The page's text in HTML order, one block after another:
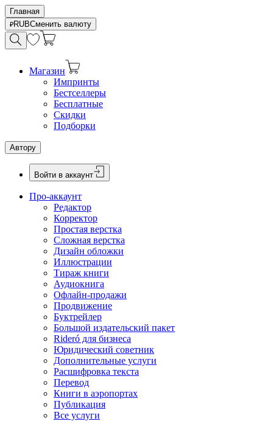
Главная
RUBСменить валюту
Магазин
Импринты
Бестселлеры
Бесплатные
Скидки
Подборки
Автору
Войти в аккаунт
Про-аккаунт
Редактор
Корректор
Простая верстка
Сложная верстка
Дизайн обложки
Иллюстрации
Тираж книги
Аудиокнига
Офлайн-продажи
Продвижение
Буктрейлер
Большой издательский пакет
Rideró для бизнеса
Юридический советник
Дополнительные услуги
Расшифровка текста
Перевод
Книги в аэропортах
Публикация
Все услуги